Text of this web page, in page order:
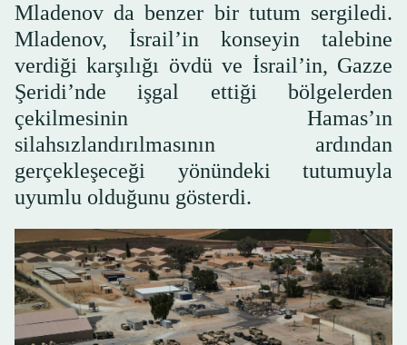
Mladenov da benzer bir tutum sergiledi.
Mladenov, İsrail’in konseyin talebine
verdiği karşılığı övdü ve İsrail’in, Gazze
Şeridi’nde işgal ettiği bölgelerden
çekilmesinin Hamas’ın
silahsızlandırılmasının ardından
gerçekleşeceği yönündeki tutumuyla
uyumlu olduğunu gösterdi.